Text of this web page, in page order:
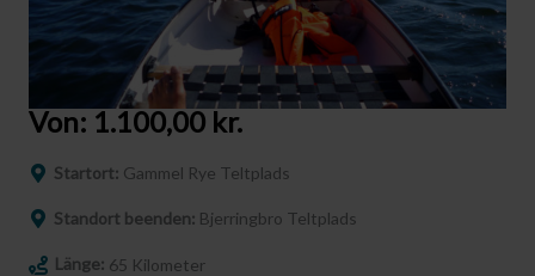
Von: 1.100,00 kr.
Startort: Gammel Rye Teltplads
Standort beenden: Bjerringbro Teltplads
Länge: 65 Kilometer